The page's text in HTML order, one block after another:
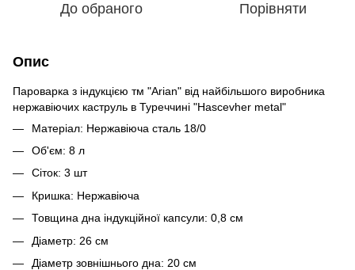
До обраного Порівняти
Опис
Пароварка з індукцією тм "Arian" від найбільшого виробника
нержавіючих каструль в Туреччині "Hascevher metal"
Матеріал: Нержавіюча сталь 18/0
Об'єм: 8 л
Сіток: 3 шт
Кришка: Нержавіюча
Товщина дна індукційної капсули: 0,8 см
Діаметр: 26 см
Діаметр зовнішнього дна: 20 см